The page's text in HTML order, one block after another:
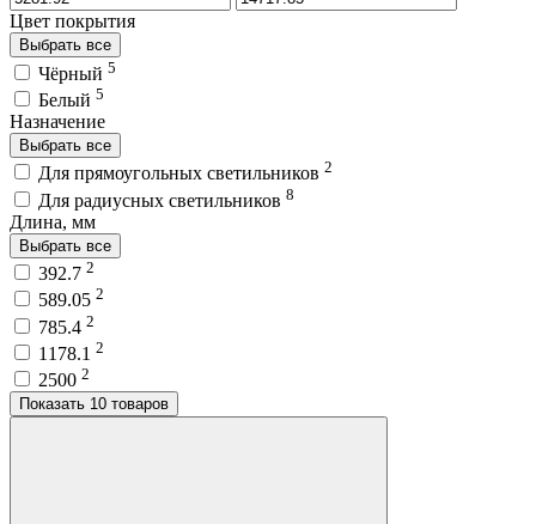
Цвет покрытия
Выбрать все
Чёрный 5
Белый 5
Назначение
Выбрать все
Для прямоугольных светильников 2
Для радиусных светильников 8
Длина, мм
Выбрать все
392.7 2
589.05 2
785.4 2
1178.1 2
2500 2
Показать 10 товаров